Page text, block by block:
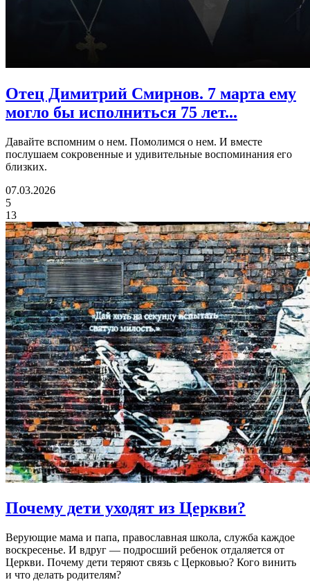
Отец Димитрий Смирнов. 7 марта ему
могло бы исполниться 75 лет...
Давайте вспомним о нем. Помолимся о нем. И вместе
послушаем сокровенные и удивительные воспоминания его
близких.
07.03.2026
5
13
Почему дети уходят из Церкви?
Верующие мама и папа, православная школа, служба каждое
воскресенье. И вдруг — подросший ребенок отдаляется от
Церкви. Почему дети теряют связь с Церковью? Кого винить
и что делать родителям?